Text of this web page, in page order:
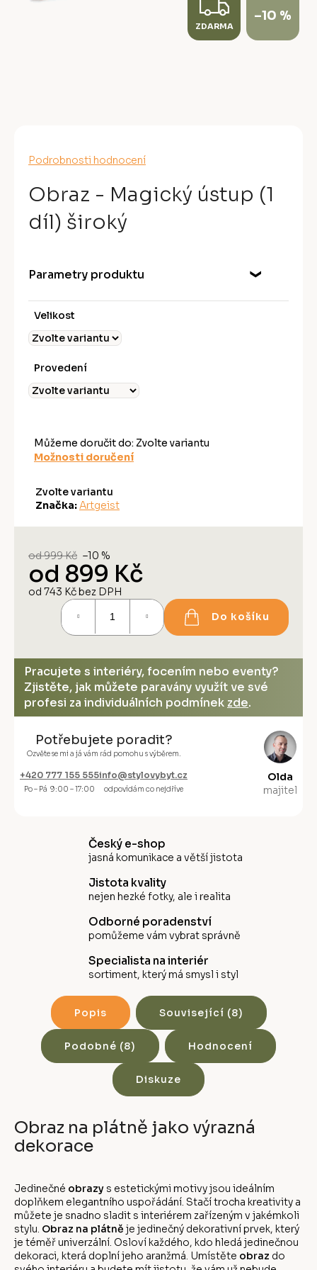
Průměrné
produktu
je
0,0
z
Podrobnosti hodnocení
Obraz - Magický ústup (1
díl) široký
Parametry produktu
Velikost
Provedení
Můžeme doručit do: Zvolte variantu
Možnosti doručení
Zvolte variantu
Značka: Artgeist
od 999 Kč –10 %
od 899 Kč
od 743 Kčbez DPH
Do košíku
Pracujete s interiéry, focením nebo eventy?
Zjistěte, jak můžete paravány využít ve své
profesi za individuálních podmínek zde.
Potřebujete poradit?
Ozvěte se mi a já vám rád pomohu s výběrem.
+420 777 155 555
Po – Pá 9:00 – 17:00
info@stylovybyt.cz
odpovídám co nejdříve
Olda
majitel
Z
D
ZDARMA
–10 %
Český e-shop
jasná komunikace a větší jistota
Jistota kvality
nejen hezké fotky, ale i realita
Odborné poradenství
pomůžeme vám vybrat správně
Specialista na interiér
sortiment, který má smysl i styl
Popis Související (8)
Podobné (8) Hodnocení
Diskuze
Obraz na plátně jako výrazná
dekorace
Jedinečné obrazy s estetickými motivy jsou ideálním
doplňkem elegantního uspořádání. Stačí trocha kreativity a
můžete je snadno sladit s interiérem zařízeným v jakémkoli
stylu. Obraz na plátně je jedinečný dekorativní prvek, který
je téměř univerzální. Osloví každého, kdo hledá jedinečnou
dekoraci, která doplní jeho aranžmá. Umístěte obraz do